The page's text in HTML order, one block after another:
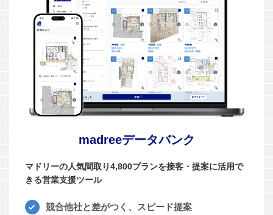
madreeデータバンク
マドリーの人気間取り4,800プランを接客・提案に活用で
きる営業支援ツール
競合他社と差がつく、スピード提案